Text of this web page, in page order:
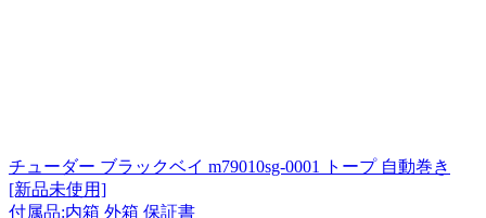
チューダー ブラックベイ m79010sg-0001 トープ 自動巻き
[新品未使用]
付属品:内箱 外箱 保証書